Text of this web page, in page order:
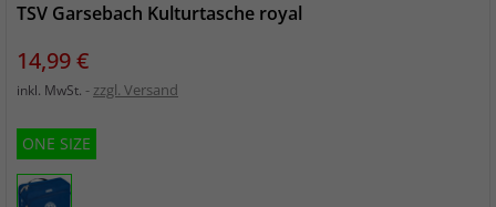
TSV Garsebach Kulturtasche royal
Preis
14,99 €
inkl. MwSt. zzgl. Versand
ONE SIZE